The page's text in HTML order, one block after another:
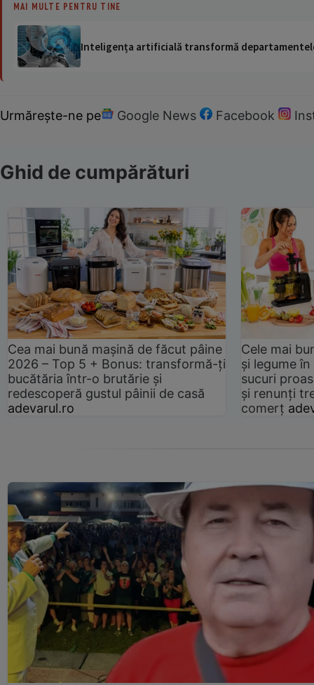
MAI MULTE PENTRU TINE
Inteligența artificială transformă
Urmărește-ne pe Google News Facebook
Ghid de cumpărături
Cea mai bună mașină de făcut pâine
2026 – Top 5 + Bonus: transformă-ți
bucătăria într-o brutărie și
redescoperă gustul pâinii de casă
adevarul.ro
Cele mai
și legume
sucuri
și renunți
comerț